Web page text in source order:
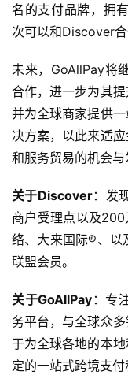
名的支付品牌，拥
次可以和Discover
未来，GoAllPay将
合作，进一步为其提
并为全球商家提供
决方案，以此来适
和服务贸易的机会与
关于Discover：发
商户受理点以及
络、大来国际®、以
联盟会员。
关于GoAllPay ：专
务平台，与全球众
于为全球各地的本
定的一站式跨境支付